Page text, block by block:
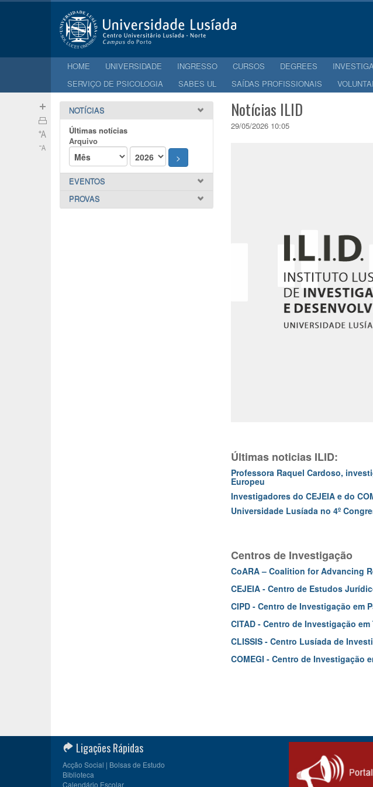
HOME UNIVERSIDADE INGRESSO CURSOS DEGREES
SERVIÇO DE PSICOLOGIA
SABES UL SAÍDAS PROFISSIONAIS
NOTÍCIAS
Últimas notícias
Arquivo
>
EVENTOS
PROVAS
Notícias ILID
29/05/2026 10:05
Últimas noticias ILID:
Professora Raquel Cardoso,
Europeu
Investigadores do CEJEIA e do
Universidade Lusíada no 4º
Centros de Investigação
CoARA – Coalition for Advancing
CEJEIA - Centro de Estudos
CIPD - Centro de Investigação em
CITAD - Centro de Investigação
CLISSIS - Centro Lusíada de
COMEGI - Centro de Investigação
Ligações Rápidas
Acção Social | Bolsas de Estudo
Biblioteca
Calendário Escolar